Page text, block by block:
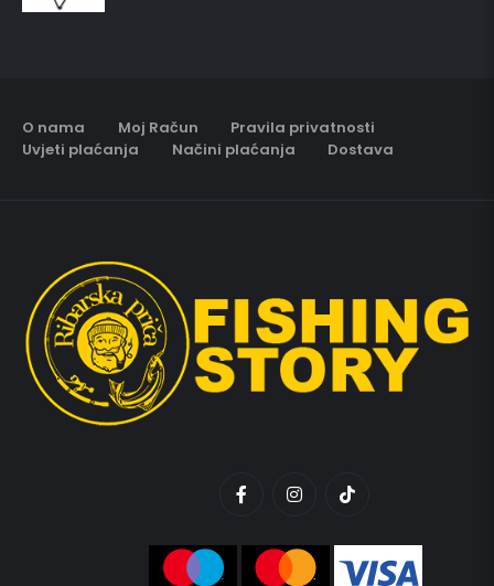
O nama Moj Račun
Pravila privatnosti
Uvjeti plaćanja
Načini plaćanja Dostava